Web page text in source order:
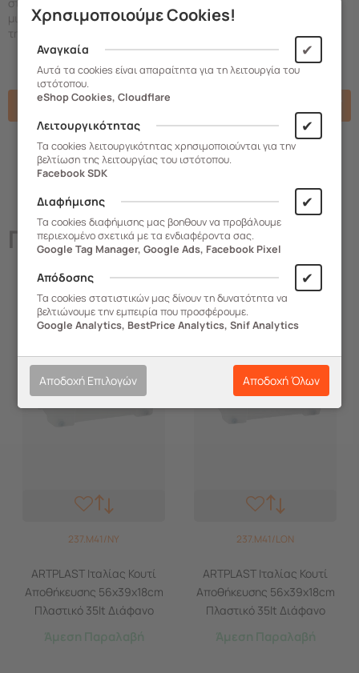
μικροαντικειμένων. Ιδανικό για την αποθήκευση και παράλληλα
την εύκολη πρόσβαση στο περιεχόμενό του.
Χαρακτηριστικά
ΠαρόμοιαΠροϊόντα
237.M41/NY
ARTPLAST Ιταλίας Κουτί
Αποθήκευσης 56x39x18cm
Πλαστικό 35lt Διάφανο
Decor New York
Άμεση Παραλαβή
237.M41/LON
ARTPLAST Ιταλίας Κουτί
Αποθήκευσης 56x39x18cm
Πλαστικό 35lt Διάφανο
Decor London
Άμεση Παραλαβή
Χρησιμοποιούμε Cookies!
Αναγκαία ✔
Αυτά τα cookies είναι απαραίτητα για τη λειτουργία του
ιστότοπου.
eShop Cookies, Cloudflare
Λειτουργικότητας ✔
Τα cookies λειτουργικότητας χρησιμοποιούνται για την
βελτίωση της λειτουργίας του ιστότοπου.
Facebook SDK
Διαφήμισης ✔
Τα cookies διαφήμισης μας βοηθουν να προβάλουμε
περιεχομένο σχετικά με τα ενδιαφέροντα σας.
Google Tag Manager, Google Ads, Facebook Pixel
Απόδοσης ✔
Τα cookies στατιστικών μας δίνουν τη δυνατότητα να
βελτιώνουμε την εμπειρία που προσφέρουμε.
Google Analytics, BestPrice Analytics, Snif Analytics
Αποδοχή Επιλογών Αποδοχή Όλων